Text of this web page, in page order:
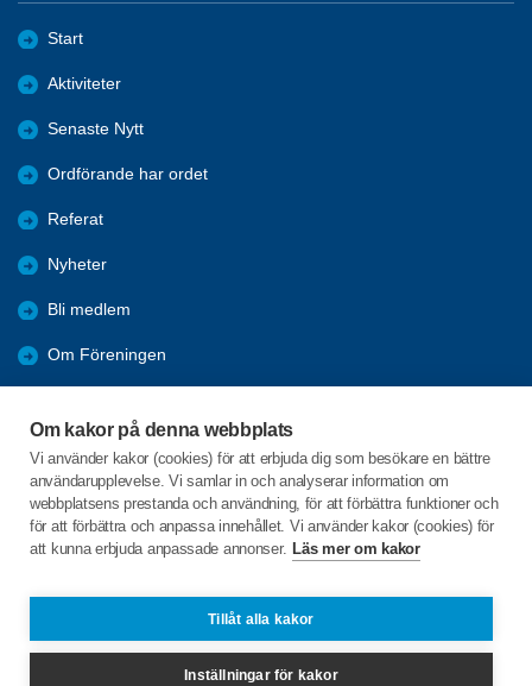
Om kakor på denna webbplats
Vi använder kakor (cookies) för att erbjuda dig som besökare en bättre
användarupplevelse. Vi samlar in och analyserar information om
webbplatsens prestanda och användning, för att förbättra funktioner och
för att förbättra och anpassa innehållet. Vi använder kakor (cookies) för
att kunna erbjuda anpassade annonser. Läs mer om kakor
Tillåt alla kakor
Inställningar för kakor
Start
Aktiviteter
Senaste Nytt
Ordförande har ordet
Referat
Nyheter
Bli medlem
Om Föreningen
Bli vänmedlem
C/o:Carina Rhodin Nilsson